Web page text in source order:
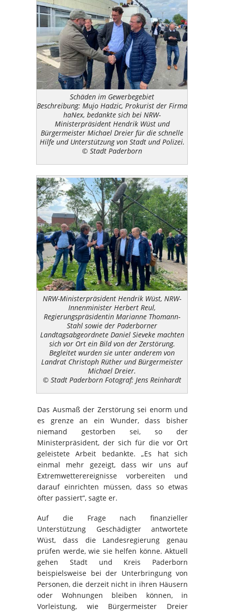
Schäden im Gewerbegebiet
Beschreibung: Mujo Hadzic, Prokurist der Firma
haNex, bedankte sich bei NRW-
Ministerpräsident Hendrik Wüst und
Bürgermeister Michael Dreier für die schnelle
Hilfe und Unterstützung von Stadt und Polizei.
© Stadt Paderborn
NRW-Ministerpräsident Hendrik Wüst, NRW-
Innenminister Herbert Reul,
Regierungspräsidentin Marianne Thomann-
Stahl sowie der Paderborner
Landtagsabgeordnete Daniel Sieveke machten
sich vor Ort ein Bild von der Zerstörung.
Begleitet wurden sie unter anderem von
Landrat Christoph Rüther und Bürgermeister
Michael Dreier.
© Stadt Paderborn Fotograf: Jens Reinhardt
Das Ausmaß der Zerstörung sei enorm und
es grenze an ein Wunder, dass bisher
niemand gestorben sei, so der
Ministerpräsident, der sich für die vor Ort
geleistete Arbeit bedankte. „Es hat sich
einmal mehr gezeigt, dass wir uns auf
Extremwetterereignisse vorbereiten und
darauf einrichten müssen, dass so etwas
öfter passiert“, sagte er.
Auf die Frage nach finanzieller
Unterstützung Geschädigter antwortete
Wüst, dass die Landesregierung genau
prüfen werde, wie sie helfen könne. Aktuell
gehen Stadt und Kreis Paderborn
beispielsweise bei der Unterbringung von
Personen, die derzeit nicht in ihren Häusern
oder Wohnungen bleiben können, in
Vorleistung, wie Bürgermeister Dreier